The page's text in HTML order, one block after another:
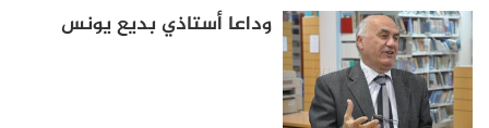
وداعا أستاذي بديع يونس